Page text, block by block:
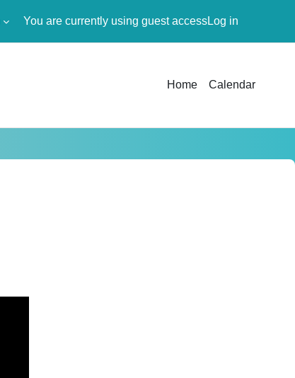
You are currently using guest accessLog in
Home Calendar